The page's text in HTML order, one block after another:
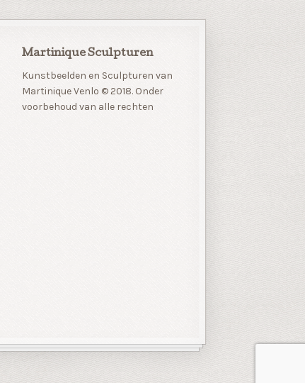
Martinique Sculpturen
Kunstbeelden en Sculpturen van
Martinique Venlo © 2018. Onder
voorbehoud van alle rechten